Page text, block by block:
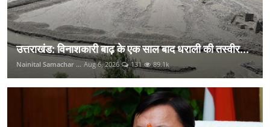
उत्तराखंड: विनाशकारी बाढ़ के एक साल बाद धराली की तस्वीर...
Nainital Samachar ... Aug 6, 2026 131 89.1k